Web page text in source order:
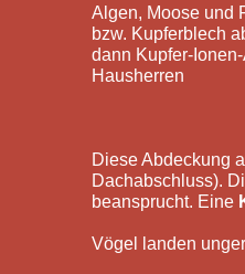
Algen, Moose und
bzw. Kupferblech
dann Kupfer-
Hausherren
Diese Abdeckung
Dachabschluss).
beansprucht. Eine
Vögel landen